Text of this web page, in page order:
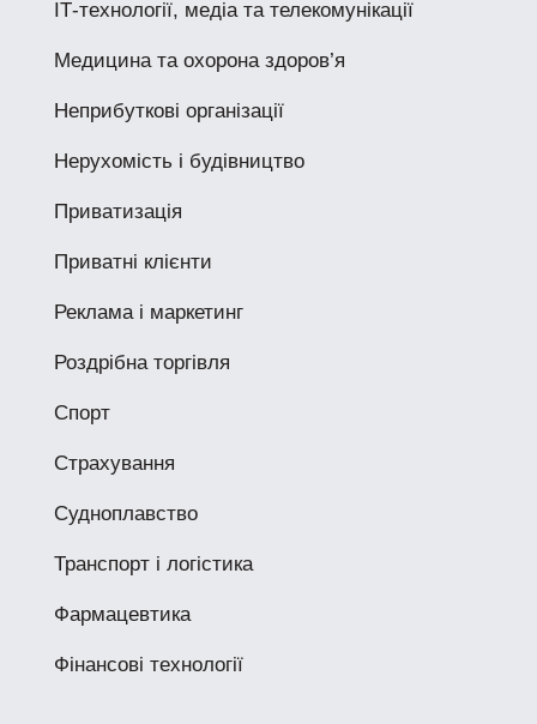
ІТ-технології, медіа та телекомунікації
Медицина та охорона здоров’я
Неприбуткові організації
Нерухомість і будівництво
Приватизація
Приватні клієнти
Реклама і маркетинг
Роздрібна торгівля
Спорт
Страхування
Судноплавство
Транспорт і логістика
Фармацевтика
Фінансові технології